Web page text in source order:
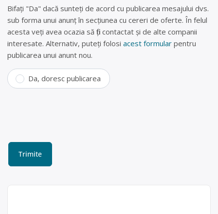
Bifați "Da" dacă sunteți de acord cu publicarea mesajului dvs.
sub forma unui anunț în secțiunea cu cereri de oferte. În felul
acesta veți avea ocazia să fiți contactat și de alte companii
interesate. Alternativ, puteți folosi acest formular pentru
publicarea unui anunt nou.
Da, doresc publicarea